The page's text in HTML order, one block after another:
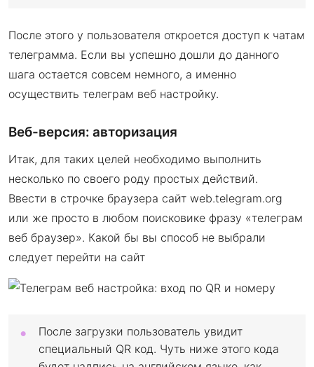
После этого у пользователя откроется доступ к чатам
телеграмма. Если вы успешно дошли до данного
шага остается совсем немного, а именно
осуществить телеграм веб настройку.
Веб-версия: авторизация
Итак, для таких целей необходимо выполнить
несколько по своего роду простых действий.
Ввести в строчке браузера сайт web.telegram.org
или же просто в любом поисковике фразу «телеграм
веб браузер». Какой бы вы способ не выбрали
следует перейти на сайт
После загрузки пользователь увидит
специальный QR код. Чуть ниже этого кода